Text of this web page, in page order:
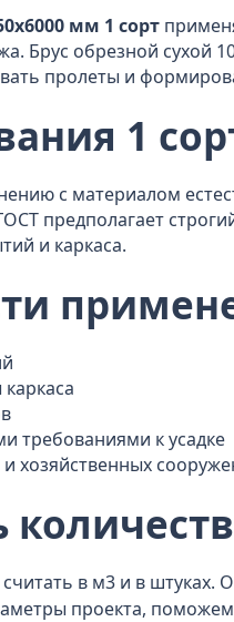
мм 1 сорт
Брус обрезной сухой
пролеты и
1
с материалом
предполагает
и каркаса.
требованиями к усадке
хозяйственных
в м3 и в
проекта,